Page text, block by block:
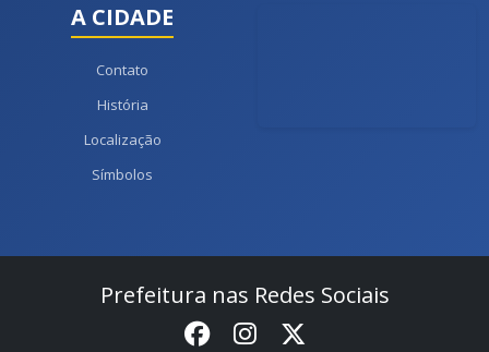
A CIDADE
Contato
História
Localização
Símbolos
Prefeitura nas Redes Sociais